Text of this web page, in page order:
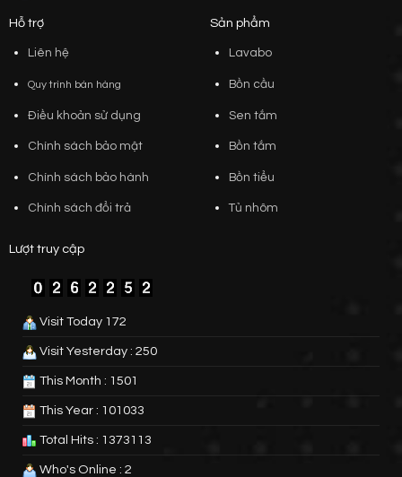
Hỗ trợ
Liên hệ
Quy trình bán hàng
Điều khoản sử dụng
Chính sách bảo mật
Chính sách bảo hành
Chính sách đổi trả
Sản phẩm
Lavabo
Bồn cầu
Sen tắm
Bồn tắm
Bồn tiểu
Tủ nhôm
Lượt truy cập
Visit Today 172
Visit Yesterday : 250
This Month : 1501
This Year : 101033
Total Hits : 1373113
Who's Online : 2